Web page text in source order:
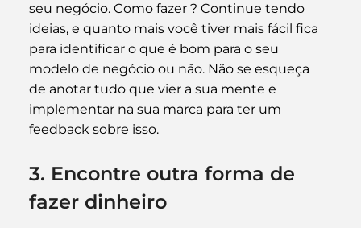
seu negócio. Como fazer ? Continue tendo
ideias, e quanto mais você tiver mais fácil fica
para identificar o que é bom para o seu
modelo de negócio ou não. Não se esqueça
de anotar tudo que vier a sua mente e
implementar na sua marca para ter um
feedback sobre isso.
3. Encontre outra forma de
fazer dinheiro